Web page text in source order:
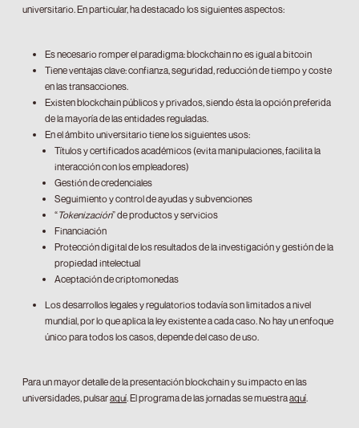
universitario. En particular, ha destacado los siguientes aspectos:
Es necesario romper el paradigma: blockchain no es igual a bitcoin
Tiene ventajas clave: confianza, seguridad, reducción de tiempo y coste
en las transacciones.
Existen blockchain públicos y privados, siendo ésta la opción preferida
de la mayoría de las entidades reguladas.
En el ámbito universitario tiene los siguientes usos:
Títulos y certificados académicos (evita manipulaciones, facilita la
interacción con los empleadores)
Gestión de credenciales
Seguimiento y control de ayudas y subvenciones
“Tokenización” de productos y servicios
Financiación
Protección digital de los resultados de la investigación y gestión de la
propiedad intelectual
Aceptación de criptomonedas
Los desarrollos legales y regulatorios todavía son limitados a nivel
mundial, por lo que aplica la ley existente a cada caso. No hay un enfoque
único para todos los casos, depende del caso de uso.
Para un mayor detalle de la presentación blockchain y su impacto en las
universidades, pulsaraquí. El programa de las jornadas se muestraaquí.